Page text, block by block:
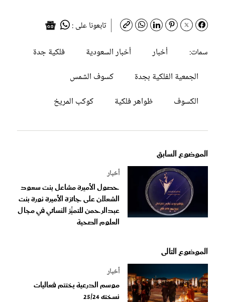
تابعونا على :
سمات:
أخبار أخبار السعودية
فلكية جدة
الجمعية الفلكية بجدة
كسوف الشمس
الكسوف
ظواهر فلكية كوكب المريخ
الموضوع السابق
أخبار
حصول الأميرة مشاعل بنت سعود
الشعلان على جائزة الأميرة نورة بنت
عبدالرحمن للتميُّز النسائي في مجال
العلوم الصحية
الموضوع التالى
أخبار
موسم الدرعية يختتم فعاليات
نسخته 25/24